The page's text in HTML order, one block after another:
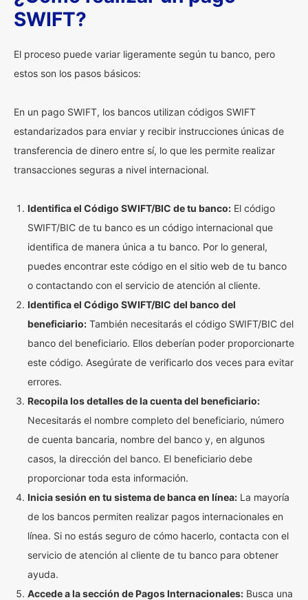
SWIFT?
El proceso puede variar ligeramente según tu banco, pero
estos son los pasos básicos:
En un pago SWIFT, los bancos utilizan códigos SWIFT
estandarizados para enviar y recibir instrucciones únicas de
transferencia de dinero entre sí, lo que les permite realizar
transacciones seguras a nivel internacional.
Identifica el Código SWIFT/BIC de tu banco: El código
SWIFT/BIC de tu banco es un código internacional que
identifica de manera única a tu banco. Por lo general,
puedes encontrar este código en el sitio web de tu banco
o contactando con el servicio de atención al cliente.
Identifica el Código SWIFT/BIC del banco del
beneficiario: También necesitarás el código SWIFT/BIC del
banco del beneficiario. Ellos deberían poder proporcionarte
este código. Asegúrate de verificarlo dos veces para evitar
errores.
Recopila los detalles de la cuenta del beneficiario:
Necesitarás el nombre completo del beneficiario, número
de cuenta bancaria, nombre del banco y, en algunos
casos, la dirección del banco. El beneficiario debe
proporcionar toda esta información.
Inicia sesión en tu sistema de banca en línea: La mayoría
de los bancos permiten realizar pagos internacionales en
línea. Si no estás seguro de cómo hacerlo, contacta con el
servicio de atención al cliente de tu banco para obtener
ayuda.
Accede a la sección de Pagos Internacionales: Busca una